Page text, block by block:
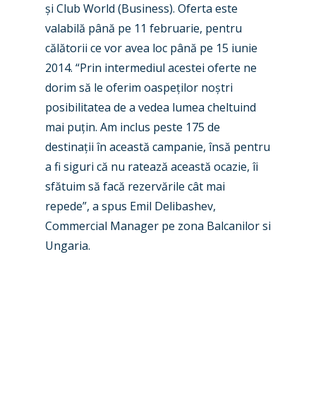
și Club World (Business). Oferta este
valabilă până pe 11 februarie, pentru
călătorii ce vor avea loc până pe 15 iunie
2014. “Prin intermediul acestei oferte ne
dorim să le oferim oaspeților noștri
posibilitatea de a vedea lumea cheltuind
mai puțin. Am inclus peste 175 de
destinații în această campanie, însă pentru
a fi siguri că nu ratează această ocazie, îi
sfătuim să facă rezervările cât mai
repede”, a spus Emil Delibashev,
Commercial Manager pe zona Balcanilor si
Ungaria.